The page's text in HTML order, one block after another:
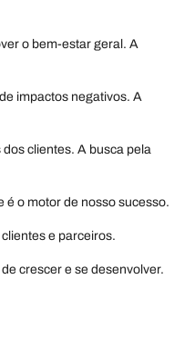
o bem-estar geral. A
impactos negativos. A
clientes. A busca pela
é o motor de nosso sucesso.
e parceiros.
crescer e se desenvolver.